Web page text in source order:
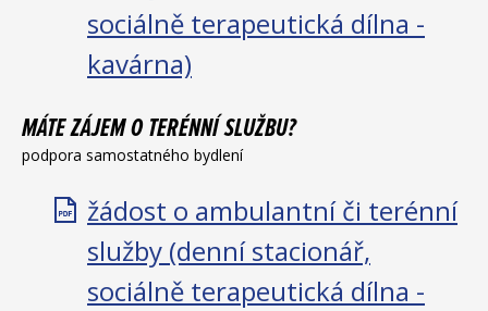
sociálně terapeutická dílna -
kavárna)
MÁTE ZÁJEM O TERÉNNÍ SLUŽBU?
podpora samostatného bydlení
žádost o ambulantní či terénní
služby (denní stacionář,
sociálně terapeutická dílna -